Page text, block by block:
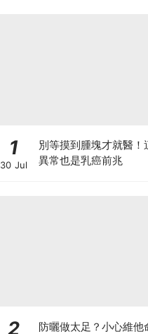
1
30 Jul
別等摸到腫塊才就醫！
異常也是乳癌前兆
2
防曬做太足？小心維他